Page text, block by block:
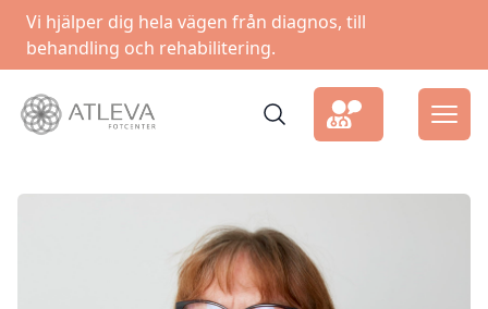
Vi hjälper dig hela vägen från diagnos, till
behandling och rehabilitering.